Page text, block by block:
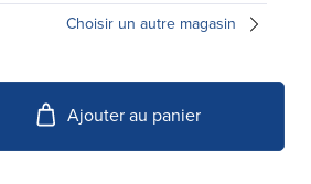
Choisir un autre magasin
Ajouter au panier